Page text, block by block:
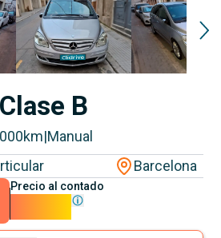
Clase B
km|Manual
Barcelona
Precio al contado